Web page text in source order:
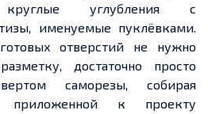
круглые углубления с
именуемые пуклёвками.
отверстий не нужно
достаточно просто
саморезы, собирая
приложенной к проекту